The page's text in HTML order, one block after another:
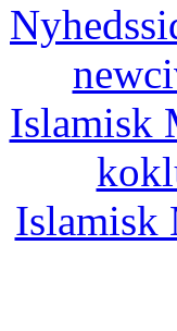
Islamisk
Islamisk